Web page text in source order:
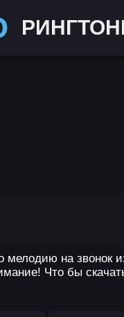
мелодию на звонок
Что бы